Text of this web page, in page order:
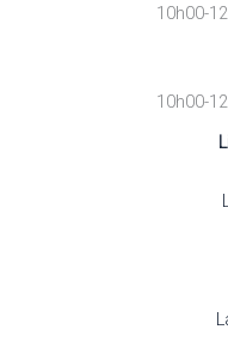
10h00-
10h00-